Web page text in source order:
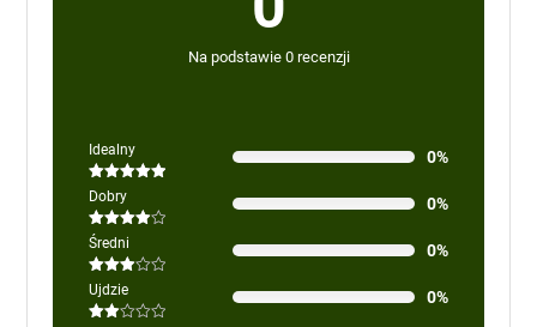
Na podstawie 0 recenzji
Idealny
Oceniono
na 5
0%
Dobry
Oceniono
na 5
0%
Średni
Oceniono
na 5
0%
Ujdzie 0%